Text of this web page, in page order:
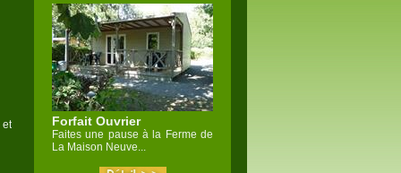
Forfait Ouvrier
Faites une pause à la Ferme de
La Maison Neuve...
et